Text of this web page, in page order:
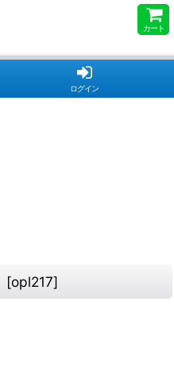
カート
ログイン
[opl217]